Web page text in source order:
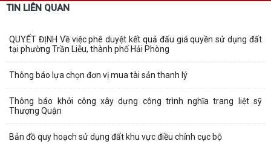
TIN LIÊN QUAN
QUYẾT ĐỊNH Về việc phê duyệt kết quả đấu giá quyền sử dụng đất
tại phường Trần Liễu, thành phố Hải Phòng
Thông báo lựa chọn đơn vị mua tài sản thanh lý
Thông báo khởi công xây dựng công trình nghĩa trang liệt sỹ
Thượng Quận
Bản đồ quy hoạch sử dụng đất khu vực điều chỉnh cục bộ